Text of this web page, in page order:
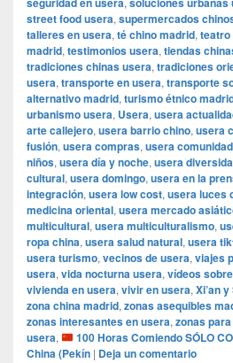
street food usera, supermercados
talleres en usera, té chino madrid, teatro
madrid, testimonios usera, tiendas
tradiciones chinas usera, tradiciones
usera, transporte en usera, transporte
alternativo madrid, turismo étnico
urbanismo usera, Usera, usera
arte callejero, usera barrio chino, usera
fusión, usera compras, usera
niños, usera día y noche, usera
cultural, usera domingo, usera en la
integración, usera low cost, usera luces
medicina oriental, usera mercado
multicultural, usera multiculturalismo,
ropa china, usera salud natural, usera
usera turismo, vecinos de usera, viajes
usera, vida nocturna usera, vídeos
vivienda en usera, vivir en usera, Xi’an
zona china madrid, zonas asequibles
zonas interesantes en usera, zonas
usera,
100 Horas Comiendo SÓLO
China (Pekín | Deja un comentario